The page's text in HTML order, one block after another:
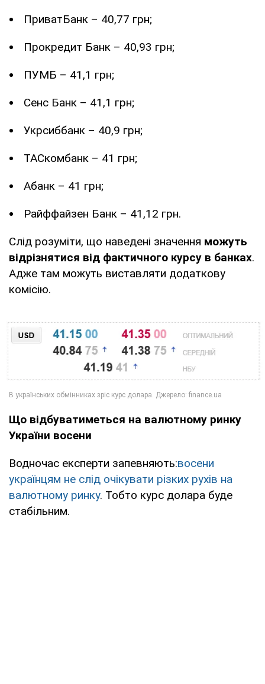
ПриватБанк – 40,77 грн;
Прокредит Банк – 40,93 грн;
ПУМБ – 41,1 грн;
Сенс Банк – 41,1 грн;
Укрсиббанк – 40,9 грн;
ТАСкомбанк – 41 грн;
Абанк – 41 грн;
Райффайзен Банк – 41,12 грн.
Слід розуміти, що наведені значення можуть
відрізнятися від фактичного курсу в банках.
Адже там можуть виставляти додаткову
комісію.
Що відбуватиметься на валютному ринку
України восени
Водночас експерти запевняють:восени
українцям не слід очікувати різких рухів на
валютному ринку. Тобто курс долара буде
стабільним.